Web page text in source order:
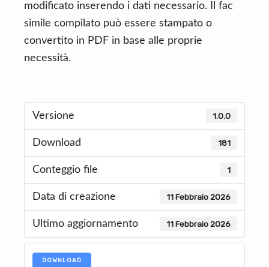
modificato inserendo i dati necessario. Il fac
simile compilato può essere stampato o
convertito in PDF in base alle proprie
necessità.
Versione 1.0.0
Download 181
Conteggio file 1
Data di creazione 11 Febbraio 2026
Ultimo aggiornamento 11 Febbraio 2026
DOWNLOAD